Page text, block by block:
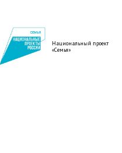
Национальный проект
«Семья»